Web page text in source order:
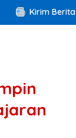
Kirim Berita